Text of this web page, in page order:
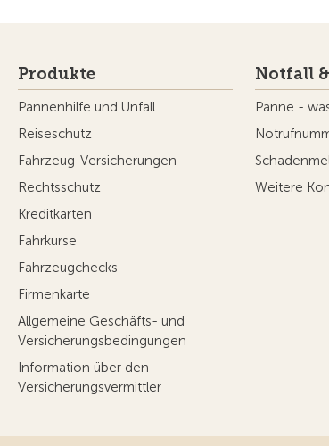
Produkte
Pannenhilfe und Unfall
Reiseschutz
Fahrzeug-Versicherungen
Rechtsschutz
Kreditkarten
Fahrkurse
Fahrzeugchecks
Firmenkarte
Allgemeine Geschäfts- und
Versicherungsbedingungen
Information über den
Versicherungsvermittler
Notfall
Panne -
Weitere